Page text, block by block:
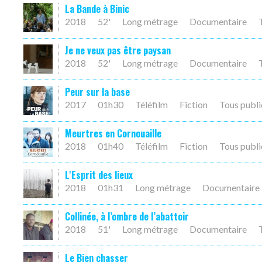
La Bande à Binic
2018 52' Long métrage Documentaire
Je ne veux pas être paysan
2018 52' Long métrage Documentaire
Peur sur la base
2017 01h30 Téléfilm Fiction Tous
Meurtres en Cornouaille
2018 01h40 Téléfilm Fiction Tous
L'Esprit des lieux
2018 01h31 Long métrage Documentaire
Collinée, à l’ombre de l’abattoir
2018 51' Long métrage Documentaire
Le Bien chasser